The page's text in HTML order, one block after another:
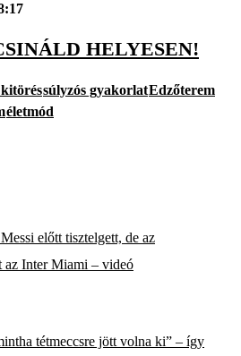
HELYESEN!
súlyzós gyakorlatEdzőterem
életmód
előtt tisztelgett, de az
az Inter Miami – videó
tétmeccsre jött volna ki” – így